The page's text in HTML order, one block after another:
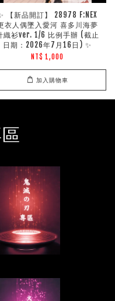
【新品開訂】 28978 F:NEX
衣人偶墜入愛河 喜多川海夢
織衫ver. 1/6 比例手辦 (截止
日期：2026年7月16日) ✨
NT$ 1,000
加入購物車